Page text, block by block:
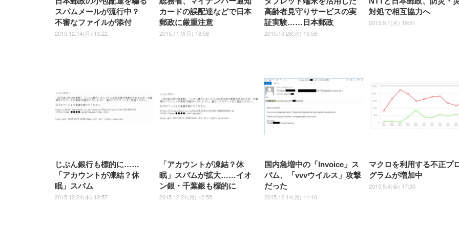
スパムメールが流行中？
不審なファイルが添付
2015.12.14(月) 13:22
カードの誤配達などで日本
郵政に厳重注意
2015.11.9(月) 18:58
高齢者見守りサービスの実
証実験……日本郵政
2015.10.28(水) 10:56
対処で相互協力へ
2015.9.1(火) 19:51
じぶん銀行も標的に……
「アカウントが凍結？休
眠」スパム
2015.12.24(木) 12:57
「アカウントが凍結？休
眠」スパムが拡大……イオ
ン銀・千葉銀も標的に
2015.12.21(月) 12:55
国内急増中の「Invoice」ス
パム、「vvvウイルス」攻撃
だった
2015.12.14(月) 11:16
マクロを利用する不正プ
グラムが増加中
2015.9.4(金) 17:30